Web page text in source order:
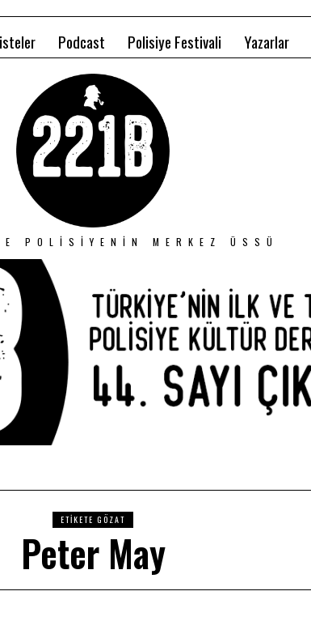
Podcast Polisiye Festivali Yazarlar
POLISIYENIN MERKEZ ÜSSÜ
ETIKETE GÖZAT
Peter May